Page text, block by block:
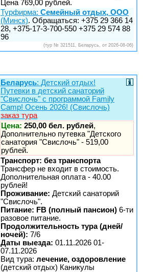
Цена 769,00 рублей.
Турфирма: Семейный отдых, ООО
(Минск). Обращаться: +375 29 366 14
28, +375-17-3-700-550 +375 29 574 88
96
(тур № 321511, Беларусь, от 2026-08-06)
Беларусь: Детский отдых!
Путевки в детский санаторий
"Свислочь" с программой Family
Camp! Осень 2026! (Свислочь)
заказ тура
Цена: 250,00 бел. рублей,
Дополнительно путевка "Детского
санатория "Свислочь" - 519,00
рублей.
Транспорт: без транспорта
Трансфер не входит в стоимость.
Дополнительная оплата - 40.00
рублей!
Проживание: Детский санаторий
"Свислочь".
Питание: FB (полный пансион) 6-ти
разовое питание.
Продолжительность тура (дней/
ночей): 7/6
Даты выезда: 01.11.2026 01-
07.11.2026
Вид тура: лечение, оздоровление
(детский отдых) Каникулы